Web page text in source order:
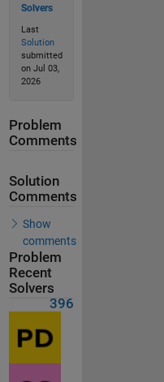
Solvers
Last
Solution
submitted
on Jul 03,
2026
Problem
Comments
Solution
Comments
Show
comments
Problem
Recent
Solvers
396